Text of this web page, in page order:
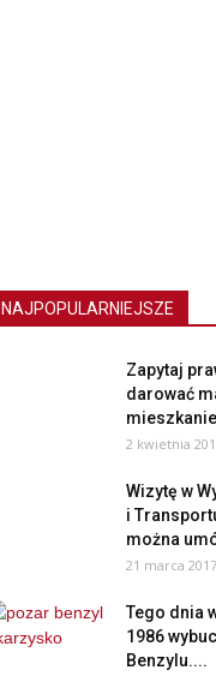
NAJPOPULARNIEJSZE
Zapytaj
darować
2 kwietnia
Wizytę w
i
można
21 marca 2017
Tego dnia
1986
Benzylu....